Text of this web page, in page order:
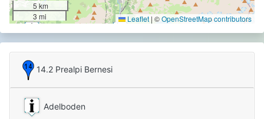
5 km
3 mi
Leaflet | ©OpenStreetMap contributors
14.2 Prealpi Bernesi
Adelboden